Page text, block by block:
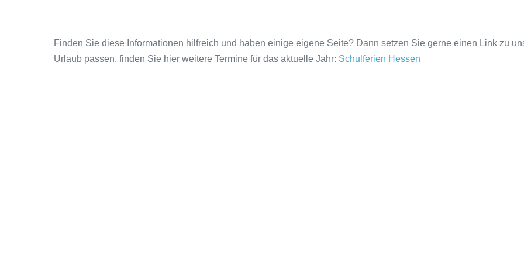
Finden Sie diese Informationen hilfreich und haben einige eigene Seite? Dann setzen Sie gerne einen Link zu
Urlaub passen, finden Sie hier weitere Termine für das aktuelle Jahr: Schulferien Hessen